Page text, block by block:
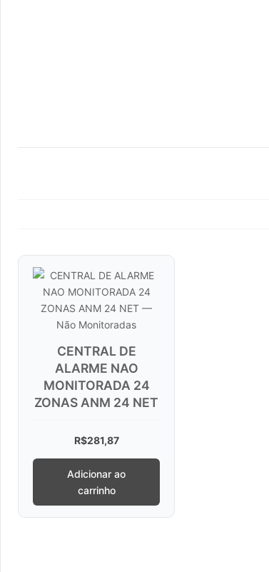
CENTRAL DE
ALARME NAO
MONITORADA 24
ZONAS ANM 24 NET
R$281,87
Adicionar ao
carrinho